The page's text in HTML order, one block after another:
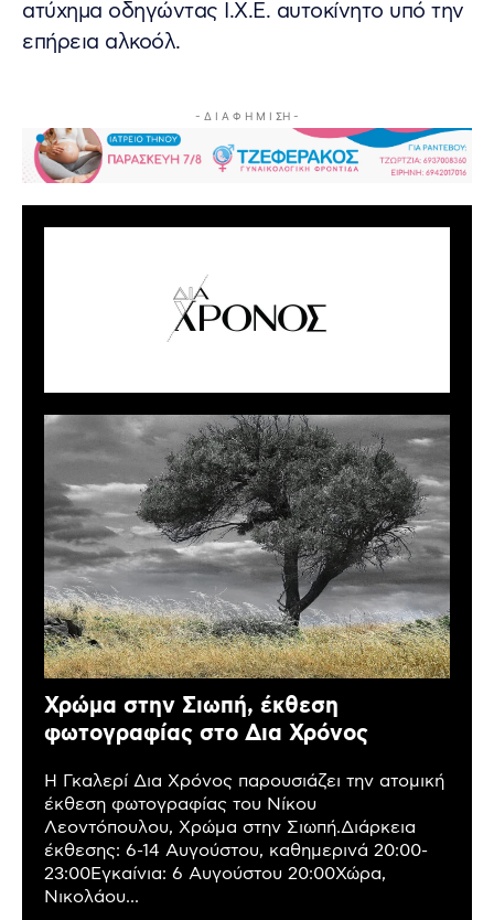
ατύχημα οδηγώντας Ι.Χ.Ε. αυτοκίνητο υπό την
επήρεια αλκοόλ.
- Δ Ι Α Φ Η Μ Ι ΣΗ -
Χρώμα στην Σιωπή, έκθεση
φωτογραφίας στο Δια Χρόνος
Η Γκαλερί Δια Χρόνος παρουσιάζει την ατομική
έκθεση φωτογραφίας του Νίκου
Λεοντόπουλου, Χρώμα στην Σιωπή.Διάρκεια
έκθεσης: 6-14 Αυγούστου, καθημερινά 20:00-
23:00Εγκαίνια: 6 Αυγούστου 20:00Χώρα,
Νικολάου...